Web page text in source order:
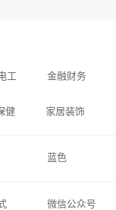
工 金融财务
健 家居装饰
蓝色
微信公众号